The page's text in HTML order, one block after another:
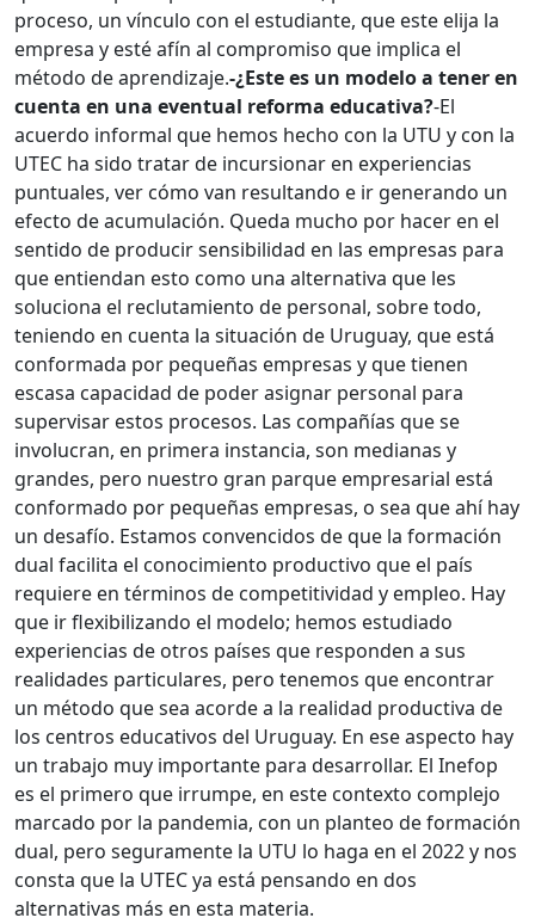
proceso, un vínculo con el estudiante, que este elija la
empresa y esté afín al compromiso que implica el
método de aprendizaje.-¿Este es un modelo a tener en
cuenta en una eventual reforma educativa?-El
acuerdo informal que hemos hecho con la UTU y con la
UTEC ha sido tratar de incursionar en experiencias
puntuales, ver cómo van resultando e ir generando un
efecto de acumulación. Queda mucho por hacer en el
sentido de producir sensibilidad en las empresas para
que entiendan esto como una alternativa que les
soluciona el reclutamiento de personal, sobre todo,
teniendo en cuenta la situación de Uruguay, que está
conformada por pequeñas empresas y que tienen
escasa capacidad de poder asignar personal para
supervisar estos procesos. Las compañías que se
involucran, en primera instancia, son medianas y
grandes, pero nuestro gran parque empresarial está
conformado por pequeñas empresas, o sea que ahí hay
un desafío. Estamos convencidos de que la formación
dual facilita el conocimiento productivo que el país
requiere en términos de competitividad y empleo. Hay
que ir flexibilizando el modelo; hemos estudiado
experiencias de otros países que responden a sus
realidades particulares, pero tenemos que encontrar
un método que sea acorde a la realidad productiva de
los centros educativos del Uruguay. En ese aspecto hay
un trabajo muy importante para desarrollar. El Inefop
es el primero que irrumpe, en este contexto complejo
marcado por la pandemia, con un planteo de formación
dual, pero seguramente la UTU lo haga en el 2022 y nos
consta que la UTEC ya está pensando en dos
alternativas más en esta materia.